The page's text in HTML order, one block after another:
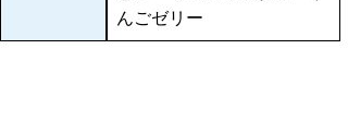
んごゼリー